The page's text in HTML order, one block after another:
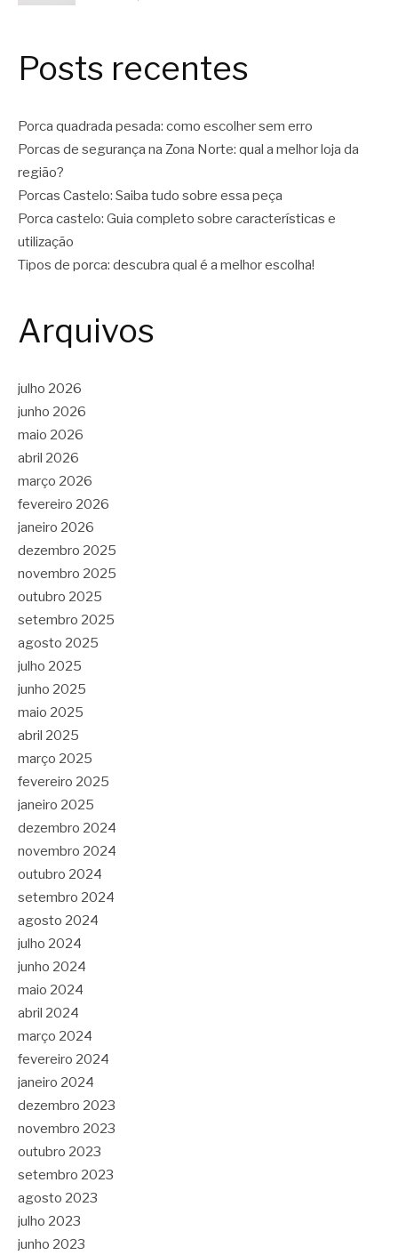
Posts recentes
Porca quadrada pesada: como escolher sem erro
Porcas de segurança na Zona Norte: qual a melhor loja da
região?
Porcas Castelo: Saiba tudo sobre essa peça
Porca castelo: Guia completo sobre características e
utilização
Tipos de porca: descubra qual é a melhor escolha!
Arquivos
julho 2026
junho 2026
maio 2026
abril 2026
março 2026
fevereiro 2026
janeiro 2026
dezembro 2025
novembro 2025
outubro 2025
setembro 2025
agosto 2025
julho 2025
junho 2025
maio 2025
abril 2025
março 2025
fevereiro 2025
janeiro 2025
dezembro 2024
novembro 2024
outubro 2024
setembro 2024
agosto 2024
julho 2024
junho 2024
maio 2024
abril 2024
março 2024
fevereiro 2024
janeiro 2024
dezembro 2023
novembro 2023
outubro 2023
setembro 2023
agosto 2023
julho 2023
junho 2023